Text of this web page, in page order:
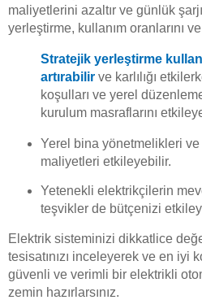
maliyetlerini azaltır ve günlük
yerleştirme, kullanım oranlarını ve
Stratejik yerleştirme
artırabilir ve karlılığı
koşulları ve yerel
kurulum masraflarını
Yerel bina yönetmelikleri
maliyetleri etkileyebilir.
Yetenekli elektrikçilerin
teşvikler de bütçenizi
Elektrik sisteminizi dikkatlice
tesisatınızı inceleyerek ve en iyi
güvenli ve verimli bir elektrikli
zemin hazırlarsınız.